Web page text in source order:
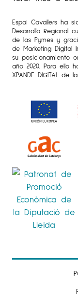
Espai Cavallers ha
Desarrollo Regional
de las Pymes y
de Marketing Digital
su posicionamiento
año 2020. Para ello
XPANDE DIGITAL